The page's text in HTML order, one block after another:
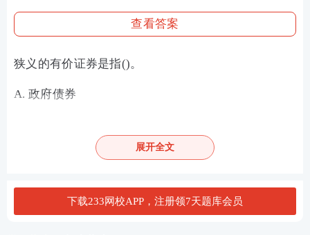
查看答案
狭义的有价证券是指()。
A. 政府债券
D. 资本证券
查看答案
展开全文
下载233网校APP，注册领7天题库会员